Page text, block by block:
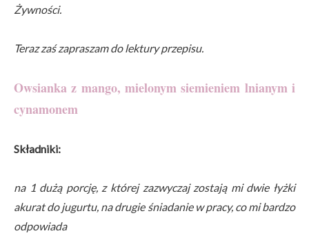
Żywności.
Teraz zaś zapraszam do lektury przepisu.
Owsianka z mango, mielonym siemieniem lnianym i
cynamonem
Składniki:
na 1 dużą porcję, z której zazwyczaj zostają mi dwie łyżki
akurat do jugurtu, na drugie śniadanie w pracy, co mi bardzo
odpowiada